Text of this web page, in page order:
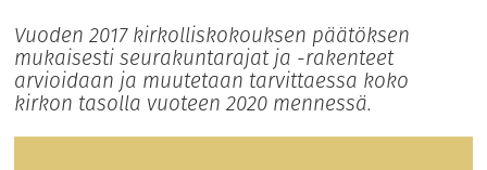
Yhteystiedot
Vuoden 2017 kirkolliskokouksen päätöksen
mukaisesti seurakuntarajat ja -rakenteet
arvioidaan ja muutetaan tarvittaessa koko
kirkon tasolla vuoteen 2020 mennessä.